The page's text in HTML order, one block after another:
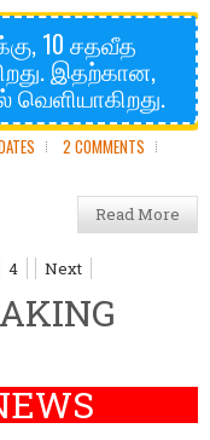
10 சதவீத
இதற்கான,
வெளியாகிறது.
2 COMMENTS
Read More
4 Next